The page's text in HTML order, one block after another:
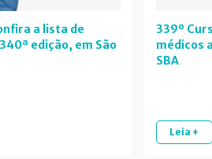
a lista de
edição, em São
339º
médicos
SBA
Leia +